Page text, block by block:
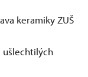
keramiky ZUŠ
ušlechtilých